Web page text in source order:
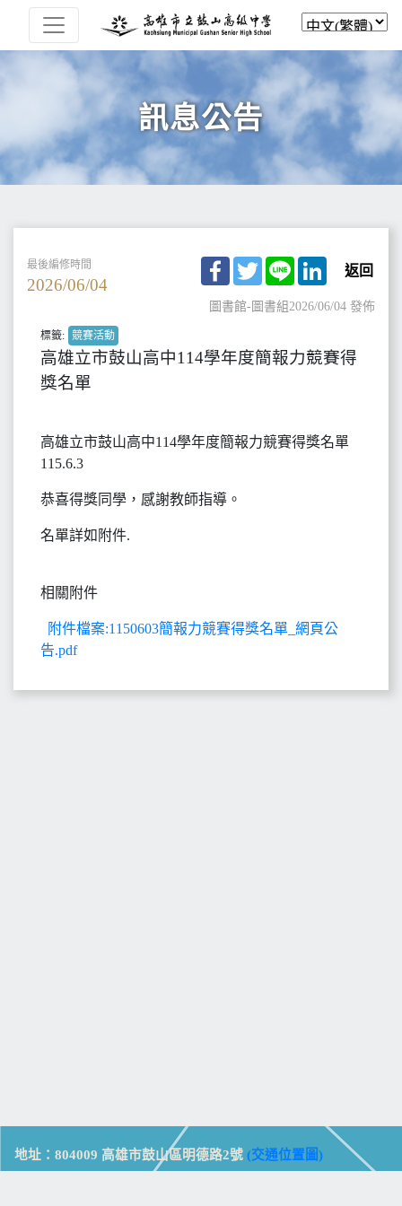
訊息公告
最後編修時間
2026/06/04
Facebook
TwitterLine LinkedIn
返回
圖書館-圖書組2026/06/04 發佈
標籤: 競賽活動
高雄立市鼓山高中114學年度簡報力競賽得
獎名單
高雄立市鼓山高中114學年度簡報力競賽得獎名單
115.6.3
恭喜得獎同學，感謝教師指導。
名單詳如附件.
相關附件
附件檔案:1150603簡報力競賽得獎名單_網頁公
告.pdf
地址：804009 高雄市鼓山區明德路2號 (交通位置圖)